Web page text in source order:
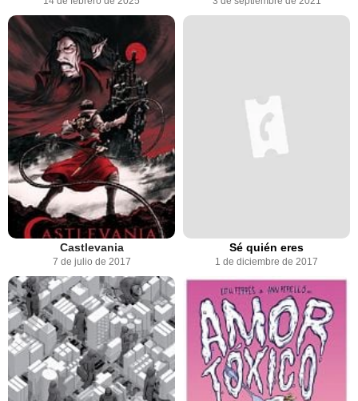
Castlevania
7 de julio de 2017
Sé quién eres
1 de diciembre de 2017